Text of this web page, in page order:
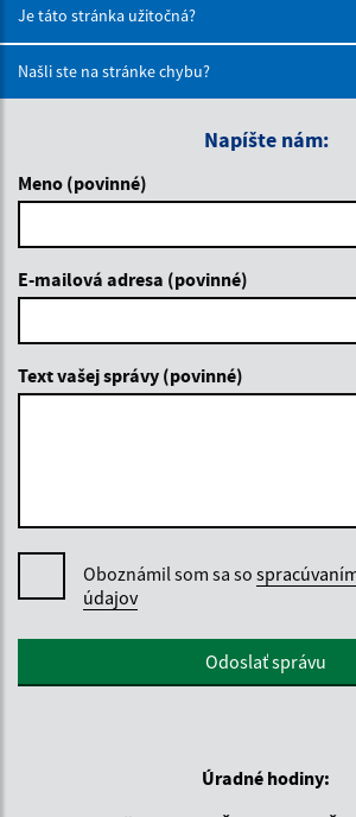
Je táto stránka užitočná?
Našli ste na stránke chybu?
Napíšte nám:
Meno (povinné)
E-mailová adresa (povinné)
Text vašej správy (povinné)
Oboznámil som sa so
údajov
Google reCaptcha ResponseOdoslať správu
Úradné hodiny: